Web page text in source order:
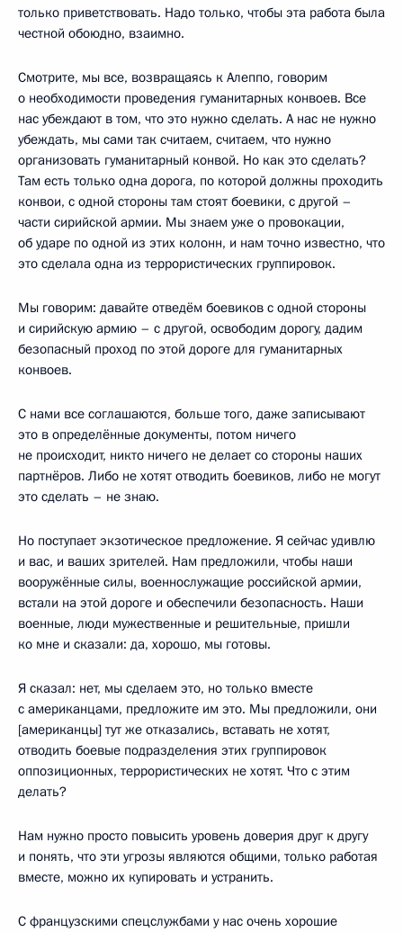
только приветствовать. Надо только, чтобы эта работа была
честной обоюдно, взаимно.
Смотрите, мы все, возвращаясь к Алеппо, говорим
о необходимости проведения гуманитарных конвоев. Все
нас убеждают в том, что это нужно сделать. А нас не нужно
убеждать, мы сами так считаем, считаем, что нужно
организовать гуманитарный конвой. Но как это сделать?
Там есть только одна дорога, по которой должны проходить
конвои, с одной стороны там стоят боевики, с другой –
части сирийской армии. Мы знаем уже о провокации,
об ударе по одной из этих колонн, и нам точно известно, что
это сделала одна из террористических группировок.
Мы говорим: давайте отведём боевиков с одной стороны
и сирийскую армию – с другой, освободим дорогу, дадим
безопасный проход по этой дороге для гуманитарных
конвоев.
С нами все соглашаются, больше того, даже записывают
это в определённые документы, потом ничего
не происходит, никто ничего не делает со стороны наших
партнёров. Либо не хотят отводить боевиков, либо не могут
это сделать – не знаю.
Но поступает экзотическое предложение. Я сейчас удивлю
и вас, и ваших зрителей. Нам предложили, чтобы наши
вооружённые силы, военнослужащие российской армии,
встали на этой дороге и обеспечили безопасность. Наши
военные, люди мужественные и решительные, пришли
ко мне и сказали: да, хорошо, мы готовы.
Я сказал: нет, мы сделаем это, но только вместе
с американцами, предложите им это. Мы предложили, они
[американцы] тут же отказались, вставать не хотят,
отводить боевые подразделения этих группировок
оппозиционных, террористических не хотят. Что с этим
делать?
Нам нужно просто повысить уровень доверия друг к другу
и понять, что эти угрозы являются общими, только работая
вместе, можно их купировать и устранить.
С французскими спецслужбами у нас очень хорошие